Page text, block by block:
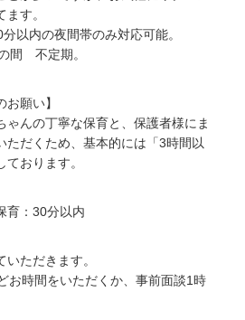
す。
以内の夜間帯のみ対応可能。
の間 不定期。
お願い】
ゃんの丁寧な保育と、保護者様にま
ただくため、基本的には「3時間以
おります。
育：30分以内
ただきます。
お時間をいただくか、事前面談1時